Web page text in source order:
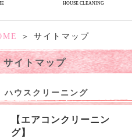
HOUSE CLEANING
＞ サイトマップ
サイトマップ
ハウスクリーニング
【エアコンクリーニン
グ】